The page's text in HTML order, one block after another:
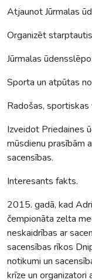
Atjaunot Jūrmalas
Organizēt
Jūrmalas
Sporta un atpūtas
Radošas,
Izveidot Priedaines
mūsdienu prasībām
sacensības.
Interesants fakts.
2015. gadā, kad
čempionāta zelta
neskaidrības ar
sacensības rīkos
notikumi un
krīze un organizatori